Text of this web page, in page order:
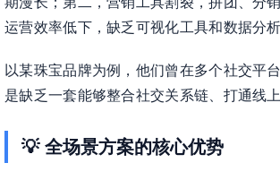
运营效率低下，缺乏可视化工具和数据分
以某珠宝品牌为例，他们曾在多个社交平
是缺乏一套能够整合社交关系链、打通线
💡 全场景方案的核心优势